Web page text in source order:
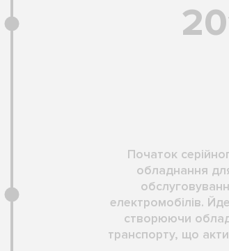
Початок
обладнання
електромобілів.
створюючи
транспорту, що